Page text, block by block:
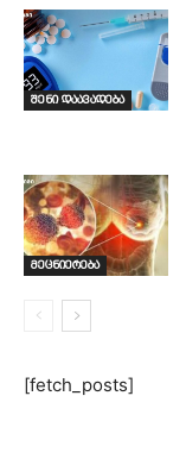
შენი დაავადება
მეცნიერება
[fetch_posts]